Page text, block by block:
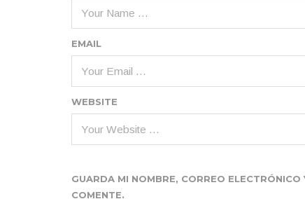
EMAIL
WEBSITE
GUARDA MI NOMBRE, CORREO
COMENTE.